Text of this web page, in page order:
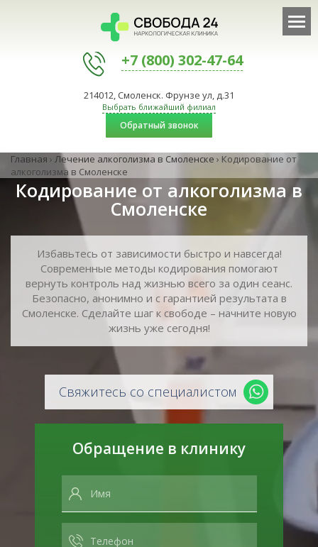
+7 (800) 302-47-64
214012, Смоленск. Фрунзе ул, д.31
Выбрать ближайший филиал
Обратный звонок
Главная › Лечение алкоголизма в Смоленске › Кодирование от
алкоголизма в Смоленске
Кодирование от алкоголизма в
Смоленске
Избавьтесь от зависимости быстро и навсегда!
Современные методы кодирования помогают
вернуть контроль над жизнью всего за один сеанс.
Безопасно, анонимно и с гарантией результата в
Смоленске. Сделайте шаг к свободе – начните новую
жизнь уже сегодня!
Свяжитесь со специалистом
Обращение в клинику